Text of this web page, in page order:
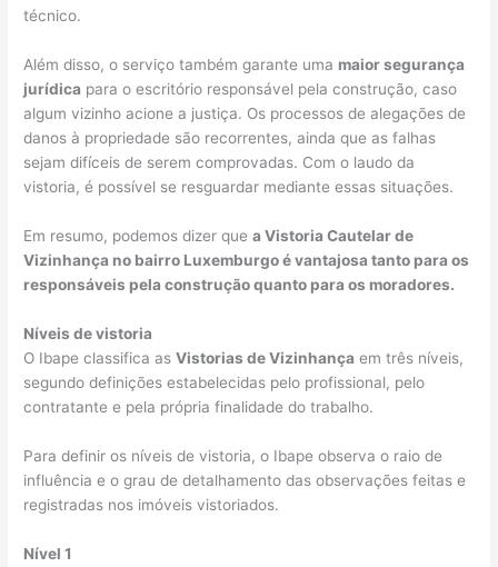
técnico.
Além disso, o serviço também garante uma maior segurança
jurídica para o escritório responsável pela construção, caso
algum vizinho acione a justiça. Os processos de alegações de
danos à propriedade são recorrentes, ainda que as falhas
sejam difíceis de serem comprovadas. Com o laudo da
vistoria, é possível se resguardar mediante essas situações.
Em resumo, podemos dizer quea Vistoria Cautelar de
Vizinhança no bairro Luxemburgo é vantajosa tanto para os
responsáveis pela construção quanto para os moradores.
Níveis de vistoria
O Ibape classifica asVistorias de Vizinhança em três níveis,
segundo definições estabelecidas pelo profissional, pelo
contratante e pela própria finalidade do trabalho.
Para definir os níveis de vistoria, o Ibape observa o raio de
influência e o grau de detalhamento das observações feitas e
registradas nos imóveis vistoriados.
Nível 1